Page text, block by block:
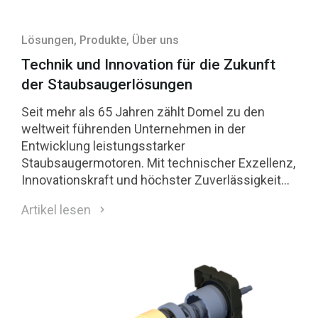
Lösungen, Produkte, Über uns
Technik und Innovation für die Zukunft
der Staubsaugerlösungen
Seit mehr als 65 Jahren zählt Domel zu den
weltweit führenden Unternehmen in der
Entwicklung leistungsstarker
Staubsaugermotoren. Mit technischer Exzellenz,
Innovationskraft und höchster Zuverlässigkeit
Reinigungssystemen rund um den Globus.
Langlebigkeit und fortschrittliche Konstruktion:
Extrem geringe Vibrationswerte und besonders
Artikel lesen